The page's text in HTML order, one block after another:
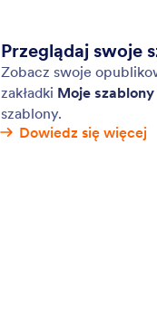
Przeglądaj swoje
Zobacz swoje
zakładki Moje szablony
szablony.
Dowiedz się więcej